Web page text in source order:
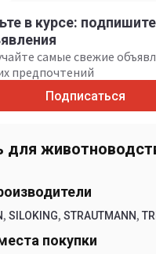
в курсе:
самые свежие
предпочтений
Подписаться
для
, SILOKING, STRAUTMANN,
покупки